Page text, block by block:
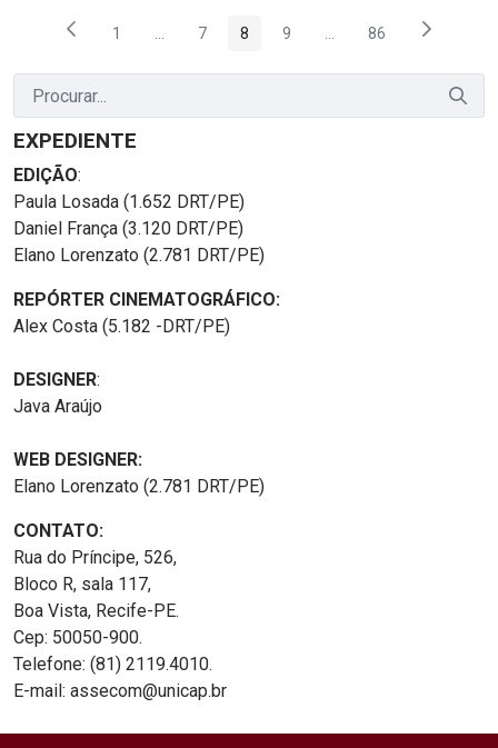
Página
1 ...Páginas intermediárias Usar ABA para navegar.
Página
7 Página
8 Página
9 ...Páginas intermediárias
Página
86
EXPEDIENTE
EDIÇÃO:
Paula Losada (1.652 DRT/PE)
Daniel França (3.120 DRT/PE)
Elano Lorenzato (2.781 DRT/PE)
REPÓRTER CINEMATOGRÁFICO:
Alex Costa (5.182 -DRT/PE)
DESIGNER:
Java Araújo
WEB DESIGNER:
Elano Lorenzato (2.781 DRT/PE)
CONTATO:
Rua do Príncipe, 526,
Bloco R, sala 117,
Boa Vista, Recife-PE.
Cep: 50050-900.
Telefone: (81) 2119.4010.
E-mail: assecom@unicap.br